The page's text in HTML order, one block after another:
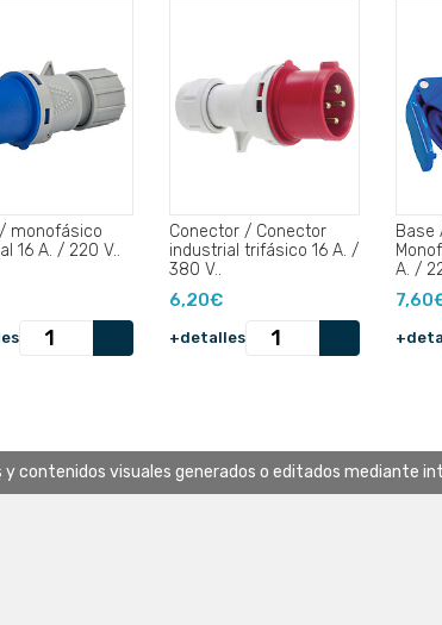
monofásico
16 A. / 220 V..
Conector / Conector
industrial trifásico 16 A. /
380 V..
6,20€
+detalles
Base
A. /
y contenidos visuales generados o editados mediante